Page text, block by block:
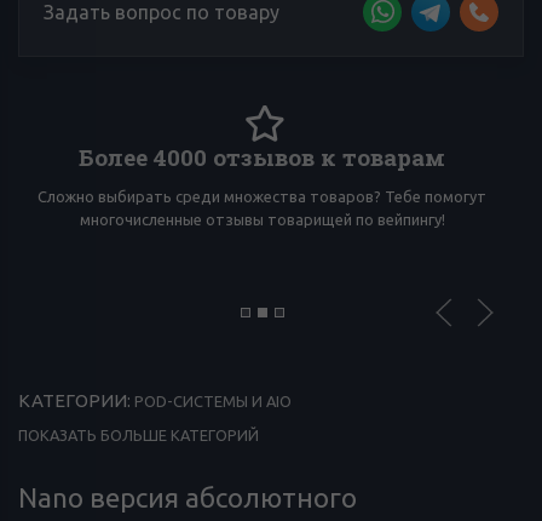
Задать вопрос по товару
Более 4000 отзывов к товарам
Сложно выбирать среди множества товаров? Тебе помогут
многочисленные отзывы товарищей по вейпингу!
КАТЕГОРИИ: POD-СИСТЕМЫ И AIO
ПОКАЗАТЬ БОЛЬШЕ КАТЕГОРИЙ
Nano версия абсолютного